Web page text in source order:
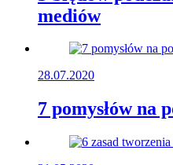
mediów
28.07.2020
7 pomysłów na